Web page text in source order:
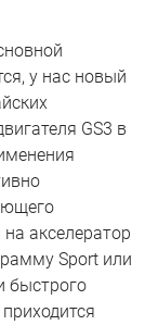
у нас новый
GS3 в
акселератор
Sport или
быстрого